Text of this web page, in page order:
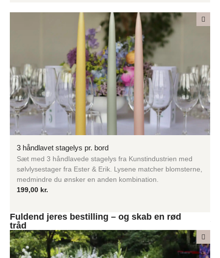
3 håndlavet stagelys pr. bord
Sæt med 3 håndlavede stagelys fra Kunstindustrien med
sølvlysestager fra Ester & Erik. Lysene matcher blomsterne,
medmindre du ønsker en anden kombination.
199,00 kr.
Fuldend jeres bestilling – og skab en rød
tråd